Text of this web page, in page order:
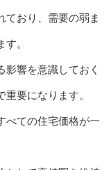
ており、需要の弱ま
。
影響を意識しておく
要になります。
べての住宅価格が一